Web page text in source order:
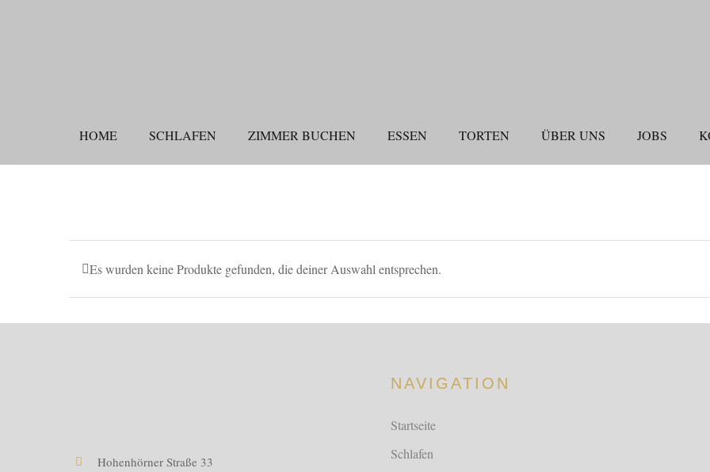
HOME SCHLAFEN ZIMMER BUCHEN ESSEN TORTEN ÜBER UNS JOBS
Es wurden keine Produkte gefunden, die deiner Auswahl entsprechen.
Hohenhörner Straße 33
NAVIGATION
Startseite
Schlafen